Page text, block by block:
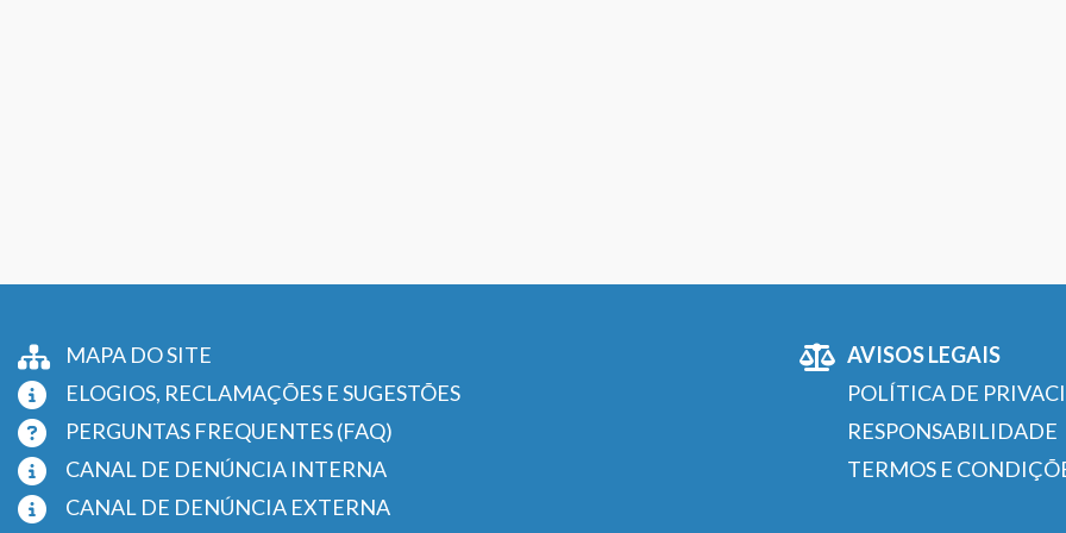
MAPA DO SITE
ELOGIOS, RECLAMAÇÕES E SUGESTÕES
PERGUNTAS FREQUENTES (FAQ)
CANAL DE DENÚNCIA INTERNA
CANAL DE DENÚNCIA EXTERNA
AVISOS LEGAIS
POLÍTICA DE
RESPONSABILIDADE
TERMOS E